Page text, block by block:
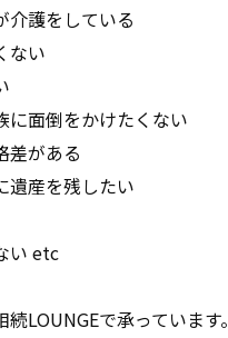
護をしている
ない
面倒をかけたくない
がある
産を残したい
い etc
LOUNGEで承っています。